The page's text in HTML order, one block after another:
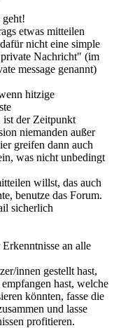
geht!
etwas mitteilen
nicht eine simple
Nachricht" (im
message genannt)
hitzige
ist der Zeitpunkt
niemanden außer
greifen dann auch
was nicht unbedingt
willst, das auch
benutze das Forum.
sicherlich
an alle
innen gestellt hast,
hast, welche
könnten, fasse die
und lasse
profitieren.